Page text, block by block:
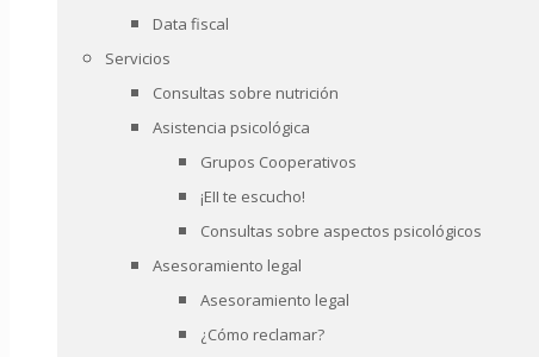
Data fiscal
Servicios
Consultas sobre nutrición
Asistencia psicológica
Grupos Cooperativos
¡EII te escucho!
Consultas sobre aspectos psicológicos
Asesoramiento legal
Asesoramiento legal
¿Cómo reclamar?